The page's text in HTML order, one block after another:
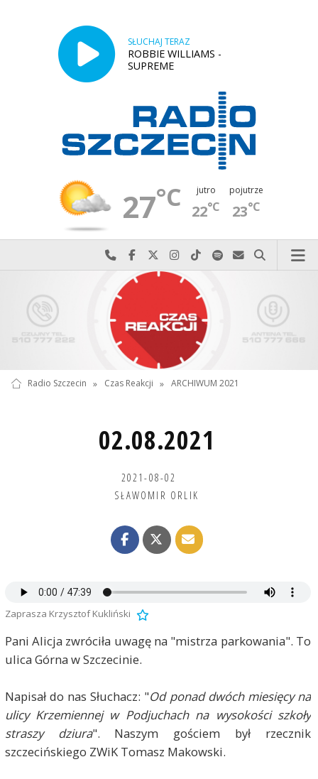
SŁUCHAJ TERAZ
ROBBIE WILLIAMS -
SUPREME
27°C jutro
22°C
pojutrze
23°C
Najlepiej po prostu do nas zadzwoń
Odwiedź nas na Facebook-u
Odwiedź nas na X
Odwiedź nas na Instagram-ie
Odwiedź nas na TikTok-u
Szukaj nas na Spotify
Wyślij do nas
Szukaj
Radio Szczecin » Czas Reakcji » ARCHIWUM 2021
02.08.2021
2021-08-02
SŁAWOMIR ORLIK
Zaprasza Krzysztof Kukliński
Pani Alicja zwróciła uwagę na "mistrza parkowania". To
ulica Górna w Szczecinie.
Napisał do nas Słuchacz: "Od ponad dwóch miesięcy na
ulicy Krzemiennej w Podjuchach na wysokości szkoły
straszy dziura". Naszym gościem był rzecznik
szczecińskiego ZWiK Tomasz Makowski.